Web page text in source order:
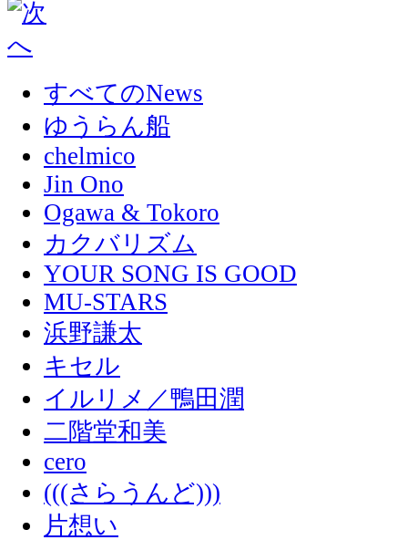
すべてのNews
ゆうらん船
chelmico
Jin Ono
Ogawa & Tokoro
カクバリズム
YOUR SONG IS GOOD
MU-STARS
浜野謙太
キセル
イルリメ／鴨田潤
二階堂和美
cero
(((さらうんど)))
片想い